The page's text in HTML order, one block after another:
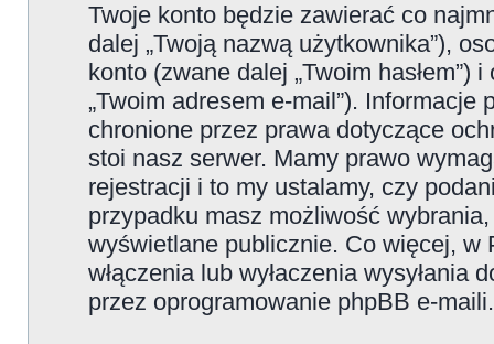
Twoje konto będzie zawierać co
dalej „Twoją nazwą użytkownika”),
konto (zwane dalej „Twoim
„Twoim adresem e-mail”). Informacje
chronione przez prawa dotyczące
stoi nasz serwer. Mamy prawo
rejestracji i to my ustalamy, czy
przypadku masz możliwość
wyświetlane publicznie. Co więcej, w
włączenia lub wyłaczenia
przez oprogramowanie phpBB e-maili.